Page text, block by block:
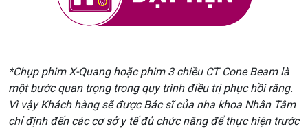
*Chụp phim X-Quang hoặc phim 3 chiều CT Cone Beam là
một bước quan trọng trong quy trình điều trị phục hồi răng.
Vì vậy Khách hàng sẽ được Bác sĩ của nha khoa Nhân Tâm
chỉ định đến các cơ sở y tế đủ chức năng để thực hiện trước